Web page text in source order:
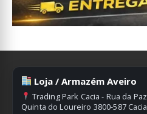
Loja / Armazém Aveiro
Trading Park Cacia - Rua da
Quinta do Loureiro 3800-587